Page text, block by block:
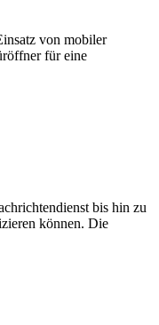
von mobiler
für eine
bis hin zu
können. Die